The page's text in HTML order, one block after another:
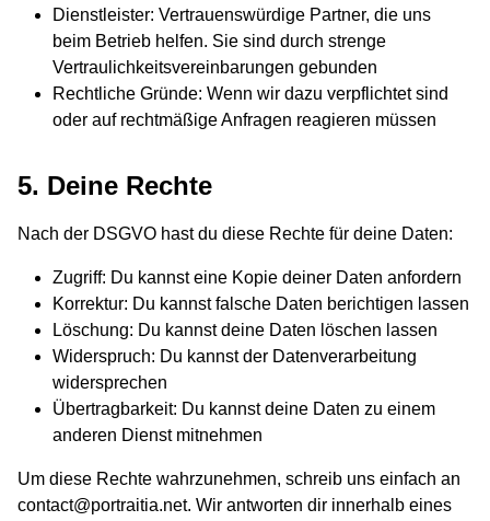
Dienstleister: Vertrauenswürdige Partner, die uns
beim Betrieb helfen. Sie sind durch strenge
Vertraulichkeitsvereinbarungen gebunden
Rechtliche Gründe: Wenn wir dazu verpflichtet sind
oder auf rechtmäßige Anfragen reagieren müssen
5. Deine Rechte
Nach der DSGVO hast du diese Rechte für deine Daten:
Zugriff: Du kannst eine Kopie deiner Daten anfordern
Korrektur: Du kannst falsche Daten berichtigen lassen
Löschung: Du kannst deine Daten löschen lassen
Widerspruch: Du kannst der Datenverarbeitung
widersprechen
Übertragbarkeit: Du kannst deine Daten zu einem
anderen Dienst mitnehmen
Um diese Rechte wahrzunehmen, schreib uns einfach an
contact@portraitia.net. Wir antworten dir innerhalb eines